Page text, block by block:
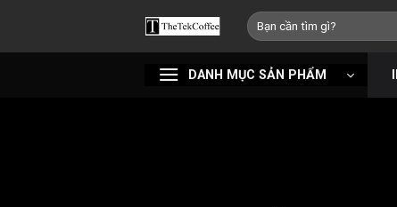
nội
Tìm
kiếm:
DANH MỤC SẢN PHẨM